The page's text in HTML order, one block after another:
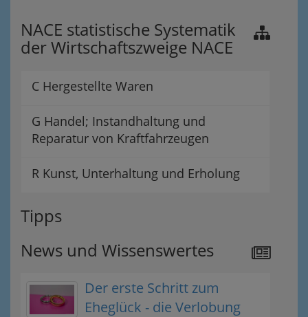
NACE statistische Systematik
der Wirtschaftszweige NACE
C Hergestellte Waren
G Handel; Instandhaltung und
Reparatur von Kraftfahrzeugen
R Kunst, Unterhaltung und Erholung
Tipps
News und Wissenswertes
Der erste Schritt zum
Eheglück - die Verlobung